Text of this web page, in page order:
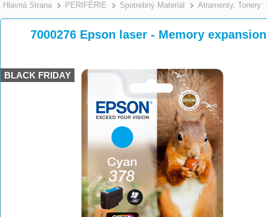
Hlavná Strana >
PERIFÉRIE >
Spotrebný Materiál >
Atramenty, Tonery
7000276 Epson laser - Memory
BLACK FRIDAY